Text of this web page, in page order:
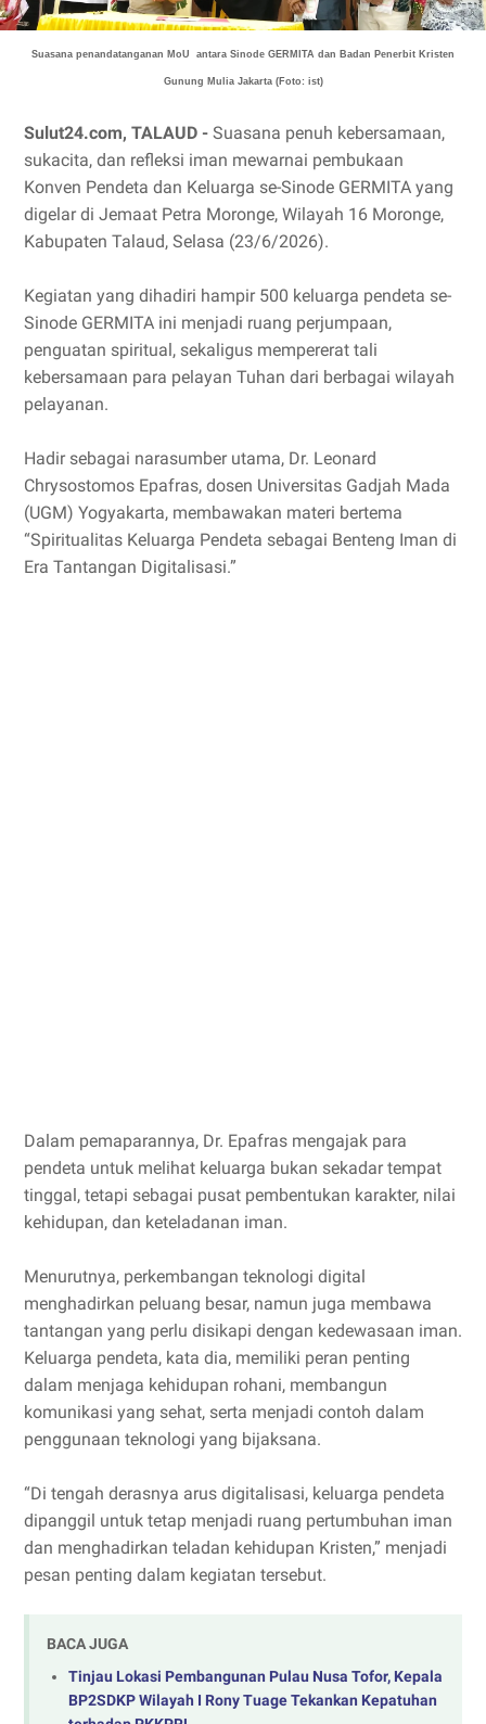
Suasana penandatanganan MoU antara Sinode GERMITA dan Badan Penerbit Kristen
Gunung Mulia Jakarta (Foto: ist)
Sulut24.com, TALAUD - Suasana penuh kebersamaan,
sukacita, dan refleksi iman mewarnai pembukaan
Konven Pendeta dan Keluarga se-Sinode GERMITA yang
digelar di Jemaat Petra Moronge, Wilayah 16 Moronge,
Kabupaten Talaud, Selasa (23/6/2026).
Kegiatan yang dihadiri hampir 500 keluarga pendeta se-
Sinode GERMITA ini menjadi ruang perjumpaan,
penguatan spiritual, sekaligus mempererat tali
kebersamaan para pelayan Tuhan dari berbagai wilayah
pelayanan.
Hadir sebagai narasumber utama, Dr. Leonard
Chrysostomos Epafras, dosen Universitas Gadjah Mada
(UGM) Yogyakarta, membawakan materi bertema
“Spiritualitas Keluarga Pendeta sebagai Benteng Iman di
Era Tantangan Digitalisasi.”
Dalam pemaparannya, Dr. Epafras mengajak para
pendeta untuk melihat keluarga bukan sekadar tempat
tinggal, tetapi sebagai pusat pembentukan karakter, nilai
kehidupan, dan keteladanan iman.
Menurutnya, perkembangan teknologi digital
menghadirkan peluang besar, namun juga membawa
tantangan yang perlu disikapi dengan kedewasaan iman.
Keluarga pendeta, kata dia, memiliki peran penting
dalam menjaga kehidupan rohani, membangun
komunikasi yang sehat, serta menjadi contoh dalam
penggunaan teknologi yang bijaksana.
“Di tengah derasnya arus digitalisasi, keluarga pendeta
dipanggil untuk tetap menjadi ruang pertumbuhan iman
dan menghadirkan teladan kehidupan Kristen,” menjadi
pesan penting dalam kegiatan tersebut.
BACA JUGA
Tinjau Lokasi Pembangunan Pulau Nusa Tofor, Kepala
BP2SDKP Wilayah I Rony Tuage Tekankan Kepatuhan